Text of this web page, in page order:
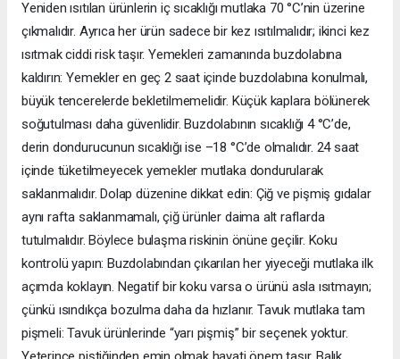
Yeniden ısıtılan ürünlerin iç sıcaklığı mutlaka 70 °C’nin üzerine
çıkmalıdır. Ayrıca her ürün sadece bir kez ısıtılmalıdır; ikinci kez
ısıtmak ciddi risk taşır. Yemekleri zamanında buzdolabına
kaldırın: Yemekler en geç 2 saat içinde buzdolabına konulmalı,
büyük tencerelerde bekletilmemelidir. Küçük kaplara bölünerek
soğutulması daha güvenlidir. Buzdolabının sıcaklığı 4 °C’de,
derin dondurucunun sıcaklığı ise –18 °C’de olmalıdır. 24 saat
içinde tüketilmeyecek yemekler mutlaka dondurularak
saklanmalıdır. Dolap düzenine dikkat edin: Çiğ ve pişmiş gıdalar
aynı rafta saklanmamalı, çiğ ürünler daima alt raflarda
tutulmalıdır. Böylece bulaşma riskinin önüne geçilir. Koku
kontrolü yapın: Buzdolabından çıkarılan her yiyeceği mutlaka ilk
açımda koklayın. Negatif bir koku varsa o ürünü asla ısıtmayın;
çünkü ısındıkça bozulma daha da hızlanır. Tavuk mutlaka tam
pişmeli: Tavuk ürünlerinde “yarı pişmiş” bir seçenek yoktur.